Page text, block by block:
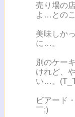
売り場の
よ…との
美味しか
に…。
別のケー
けれど、
い…。
ビアード
￣;)